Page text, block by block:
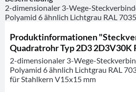
2-dimensionaler 3-Wege-
Polyamid 6 ähnlich Lichtgrau RAL 7035...
Produktinformationen
Quadratrohr Typ 2D3 2D3V30K
2-dimensionaler 3-Wege-
Polyamid 6 ähnlich Lichtgrau RAL
für Stahlkern V15x15 mm